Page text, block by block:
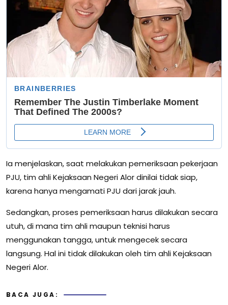
Ia menjelaskan, saat melakukan pemeriksaan pekerjaan
PJU, tim ahli Kejaksaan Negeri Alor dinilai tidak siap,
karena hanya mengamati PJU dari jarak jauh.
Sedangkan, proses pemeriksaan harus dilakukan secara
utuh, di mana tim ahli maupun teknisi harus
menggunakan tangga, untuk mengecek secara
langsung. Hal ini tidak dilakukan oleh tim ahli Kejaksaan
Negeri Alor.
BACA JUGA: